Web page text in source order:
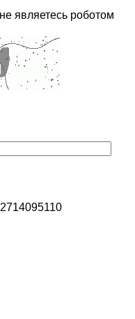
являетесь роботом